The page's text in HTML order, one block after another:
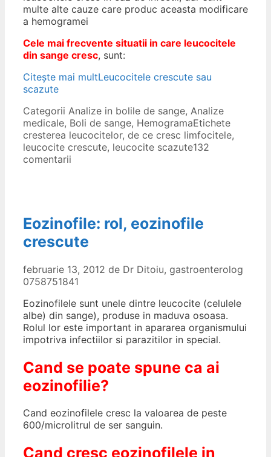
multe alte cauze care produc aceasta modificare
a hemogramei
Cele mai frecvente situatii in care leucocitele
din sange cresc, sunt:
Citește mai multLeucocitele crescute sau
scazute
Categorii Analize in bolile de sange, Analize
medicale, Boli de sange, HemogramaEtichete
cresterea leucocitelor, de ce cresc limfocitele,
leucocite crescute, leucocite scazute132
comentarii
Eozinofile: rol, eozinofile
crescute
februarie 13, 2012 de Dr Ditoiu, gastroenterolog
0758751841
Eozinofilele sunt unele dintre leucocite (celulele
albe) din sange), produse in maduva osoasa.
Rolul lor este important in apararea organismului
impotriva infectiilor si parazitilor in special.
Cand se poate spune ca ai
eozinofilie?
Cand eozinofilele cresc la valoarea de peste
600/microlitrul de ser sanguin.
Cand cresc eozinofilele in